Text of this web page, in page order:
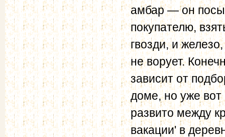
амбар — он
покупателю,
гвозди, и
не ворует.
зависит от
доме, но уже вот
развито между
вакации' в